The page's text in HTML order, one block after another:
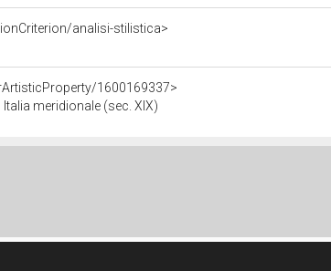
analisi-stilistica>
1600169337>
meridionale (sec. XIX)